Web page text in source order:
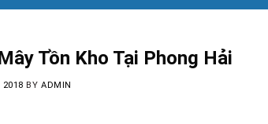
Tồn Kho Tại Phong Hải
2018 BY ADMIN